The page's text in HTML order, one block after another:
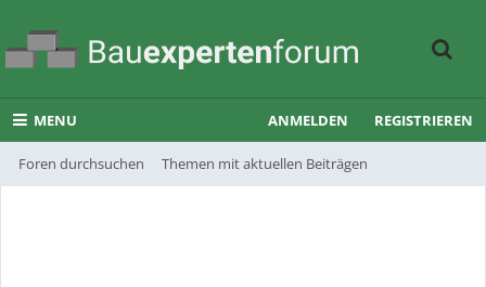
MENU
Foren durchsuchen Themen mit aktuellen Beiträgen
ANMELDEN REGISTRIEREN